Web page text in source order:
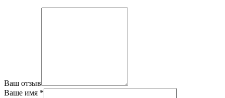
Ваш отзыв
Ваше имя *